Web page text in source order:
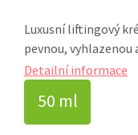
produktu
je
5,0
z
hvězdiček.
50 ml
Luxusní liftingový
pevnou, vyhlazenou
Detailní informace